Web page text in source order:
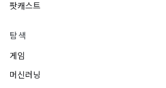
팟캐스트
탐색
게임
머신러닝